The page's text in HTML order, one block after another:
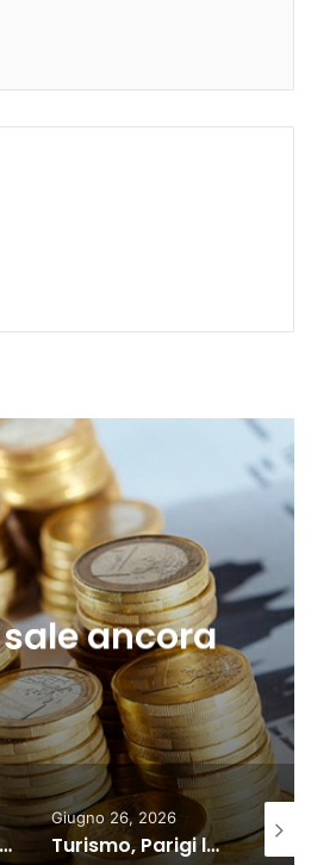
2026
la rete contro i
2 settimane fa
Cultura motore del turismo in Italia, crescono i visitatori